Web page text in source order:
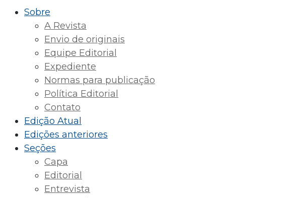
Sobre
A Revista
Envio de originais
Equipe Editorial
Expediente
Normas para publicação
Política Editorial
Contato
Edição Atual
Edições anteriores
Seções
Capa
Editorial
Entrevista